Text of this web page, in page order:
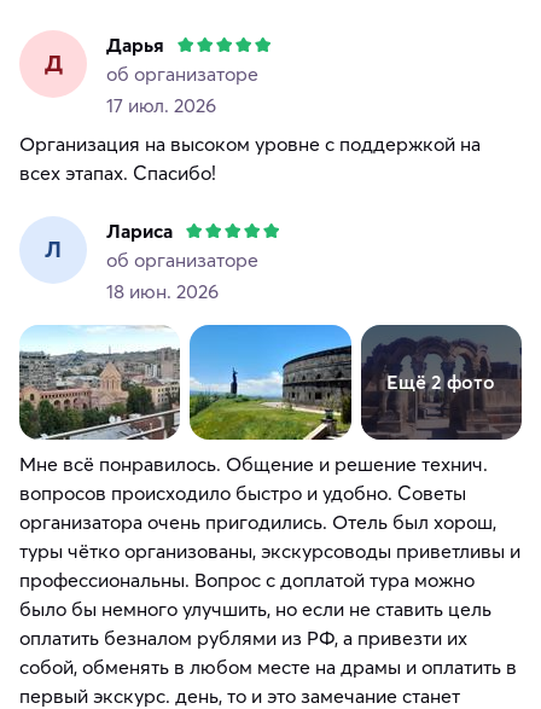
Д
Дарья
об организаторе
17 июл. 2026
Организация на высоком уровне с поддержкой на
всех этапах. Спасибо!
Л
Лариса
об организаторе
18 июн. 2026
Ещё 2 фото
Мне всё понравилось. Общение и решение технич.
вопросов происходило быстро и удобно. Советы
организатора очень пригодились. Отель был хорош,
туры чётко организованы, экскурсоводы приветливы и
профессиональны. Вопрос с доплатой тура можно
было бы немного улучшить, но если не ставить цель
оплатить безналом рублями из РФ, а привезти их
собой, обменять в любом месте на драмы и оплатить в
первый экскурс. день, то и это замечание станет